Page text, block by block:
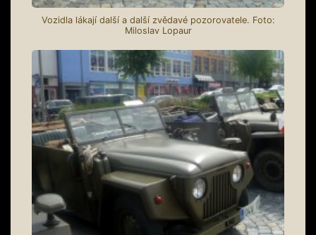
Vozidla lákají další a další zvědavé pozorovatele. Foto:
Miloslav Lopaur